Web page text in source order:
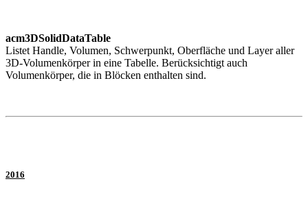
acm3DSolidDataTable
Listet Handle, Volumen, Schwerpunkt, Oberfläche und Layer aller
3D-Volumenkörper in eine Tabelle. Berücksichtigt auch
Volumenkörper, die in Blöcken enthalten sind.
2016